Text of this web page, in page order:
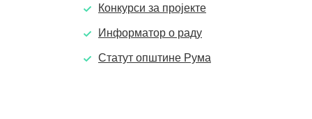
Конкурси за пројекте
Информатор о раду
Статут општине Рума